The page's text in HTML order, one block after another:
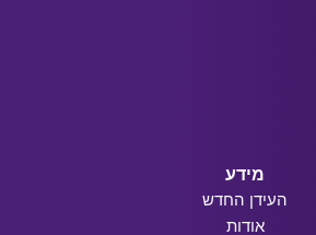
מידע
העידן החדש
אודות